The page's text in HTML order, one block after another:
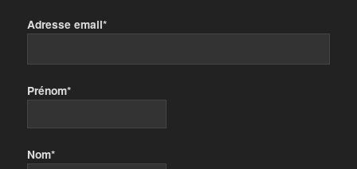
Adresse email*
Prénom*
Nom*